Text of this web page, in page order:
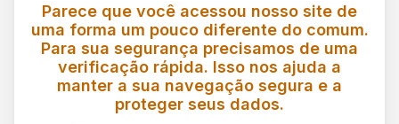
Parece que você acessou nosso site de
uma forma um pouco diferente do comum.
Para sua segurança precisamos de uma
verificação rápida. Isso nos ajuda a
manter a sua navegação segura e a
proteger seus dados.